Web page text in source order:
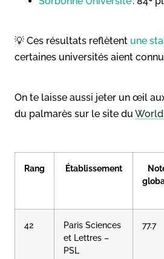
💡 Ces résultats reflètent une
certaines universités aient
On te laisse aussi jeter un œil
du palmarès sur le site du
Rang Établissement
42
Paris Sciences
et Lettres –
PSL
77.7